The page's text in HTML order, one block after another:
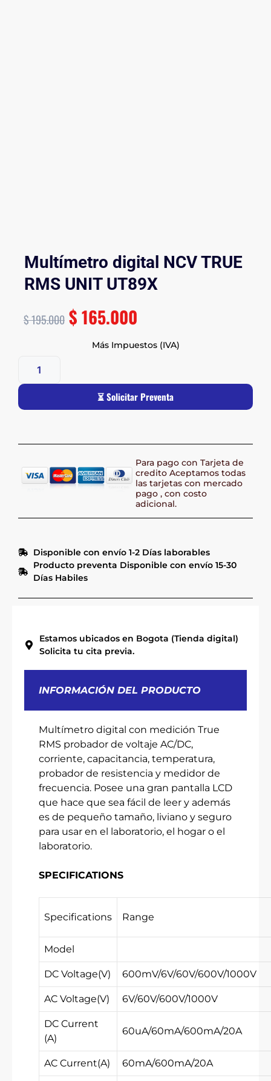
Multímetro digital NCV TRUE
RMS UNIT UT89X
$195.000 $165.000
Más Impuestos (IVA)
⏳ Solicitar Preventa
Para pago con Tarjeta de
credito Aceptamos todas
las tarjetas con mercado
pago , con costo
adicional.
Disponible con envío 1-2 Días laborables
Producto preventa Disponible con envío 15-30
Días Habiles
Estamos ubicados en Bogota (Tienda digital)
Solicita tu cita previa.
INFORMACIÓN DEL PRODUCTO
Multímetro digital con medición True
RMS probador de voltaje AC/DC,
corriente, capacitancia, temperatura,
probador de resistencia y medidor de
frecuencia. Posee una gran pantalla LCD
que hace que sea fácil de leer y además
es de pequeño tamaño, liviano y seguro
para usar en el laboratorio, el hogar o el
laboratorio.
SPECIFICATIONS
Specifications Range
Model
DC Voltage(V) 600mV/6V/60V/600V/1000V
AC Voltage(V) 6V/60V/600V/1000V
DC Current
(A)
60uA/60mA/600mA/20A
AC Current(A) 60mA/600mA/20A